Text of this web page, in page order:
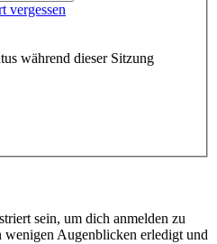
vergessen
während dieser Sitzung
sein, um dich anmelden zu
Augenblicken erledigt und